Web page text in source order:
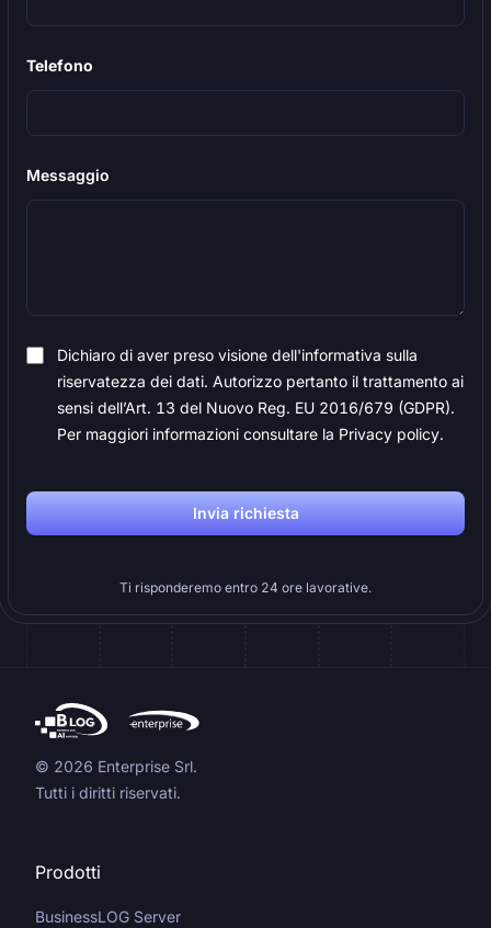
Telefono
Messaggio
Dichiaro di aver preso visione dell'informativa sulla
riservatezza dei dati. Autorizzo pertanto il trattamento ai
sensi dell’Art. 13 del Nuovo Reg. EU 2016/679 (GDPR).
Per maggiori informazioni consultare la Privacy policy.
Invia richiesta
Ti risponderemo entro 24 ore lavorative.
© 2026 Enterprise Srl.
Tutti i diritti riservati.
Prodotti
BusinessLOG Server